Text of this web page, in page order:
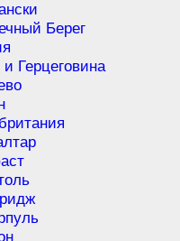
Берег
Герцеговина